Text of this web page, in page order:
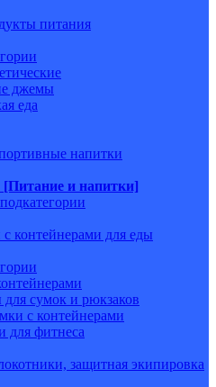
питания
джемы
еда
напитки
[Питание и напитки]
контейнерами для еды
для сумок и рюкзаков
с контейнерами
для фитнеса
защитная экипировка